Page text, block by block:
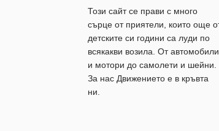
Този сайт се прави с много
сърце от приятели, които още
детските си години са луди по
всякакви возила. От автомобили
и мотори до самолети и шейни.
За нас Движението е в кръвта
ни.